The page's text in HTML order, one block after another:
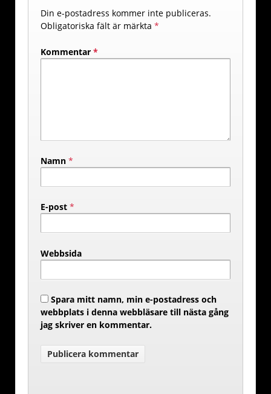
Din e-postadress kommer inte publiceras.
Obligatoriska fält är märkta *
Kommentar *
Namn *
E-post *
Webbsida
Spara mitt namn, min e-postadress och
webbplats i denna webbläsare till nästa gång
jag skriver en kommentar.